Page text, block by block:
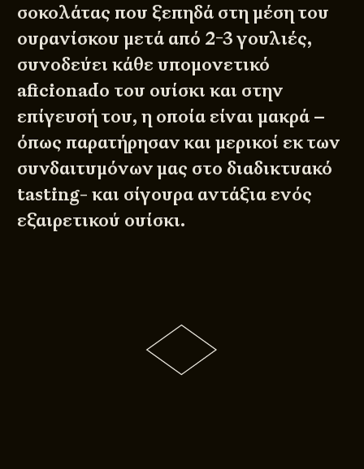
σοκολάτας που ξεπηδά στη μέση του
ουρανίσκου μετά από 2-3 γουλιές,
συνοδεύει κάθε υπομονετικό
aficionado του ουίσκι και στην
επίγευσή του, η οποία είναι μακρά –
όπως παρατήρησαν και μερικοί εκ των
συνδαιτυμόνων μας στο διαδικτυακό
tasting- και σίγουρα αντάξια ενός
εξαιρετικού ουίσκι.